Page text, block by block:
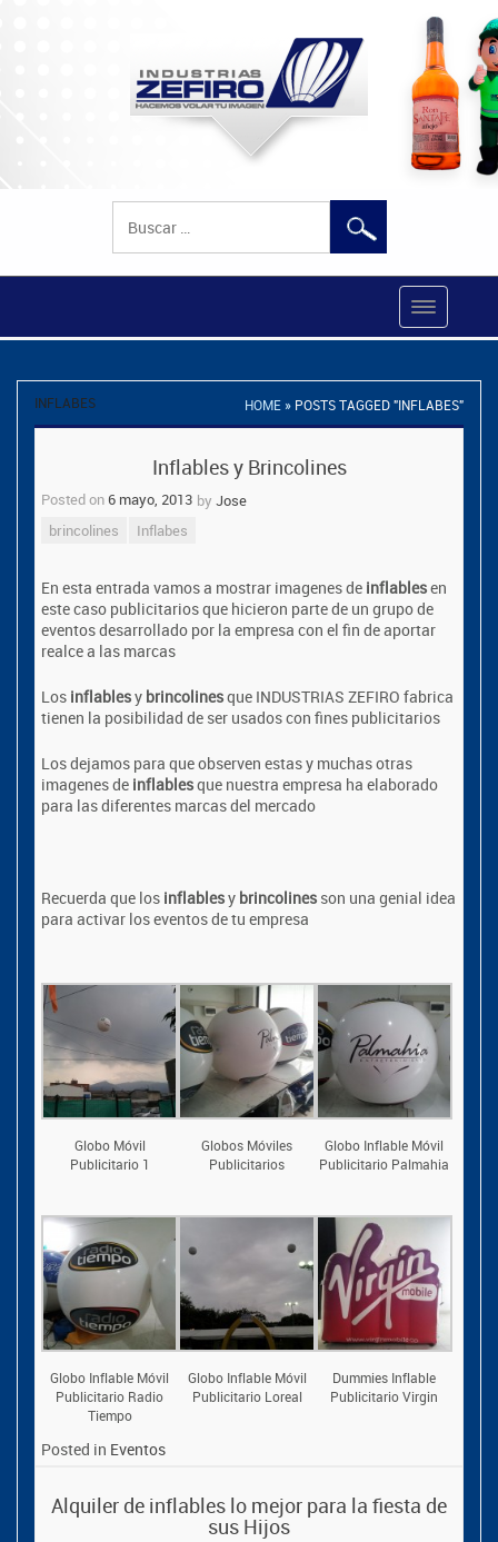
HOME » POSTS TAGGED "INFLABES"
INFLABES
Inflables y Brincolines
Posted on 6 mayo, 2013 by Jose
brincolines
Inflabes
En esta entrada vamos a mostrar imagenes de inflablesen
este caso publicitarios que hicieron parte de un grupo de
eventos desarrollado por la empresa con el fin de aportar
realce a las marcas
Los inflablesy brincolinesque INDUSTRIAS ZEFIRO fabrica
tienen la posibilidad de ser usados con fines publicitarios
Los dejamos para que observen estas y muchas otras
imagenes de inflablesque nuestra empresa ha elaborado
para las diferentes marcas del mercado
Recuerda que los inflablesy brincolines son una genial idea
para activar los eventos de tu empresa
Globo Móvil
Publicitario 1
Globos Móviles
Publicitarios
Globo Inflable Móvil
Publicitario Palmahia
Globo Inflable Móvil
Publicitario Radio
Tiempo
Globo Inflable Móvil
Publicitario Loreal
Dummies Inflable
Publicitario Virgin
Posted in Eventos
Alquiler de inflables lo mejor para la fiesta de
sus Hijos